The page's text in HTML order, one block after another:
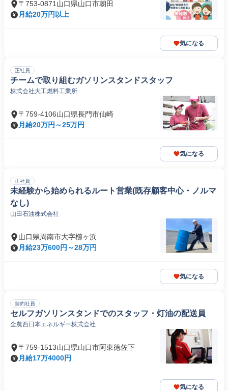
〒753-0871山口県山口市朝田
月給20万円以上
気になる
正社員
チームで取り組むガソリンスタンドスタッフ
株式会社大工燃料工業所
〒759-4106山口県長門市仙崎
月給20万円～25万円
気になる
正社員
未経験から始められるルート営業(既存顧客中心・ノルマ
なし)
山田石油株式会社
山口県周南市大字櫛ヶ浜
月給23万600円～28万円
気になる
契約社員
セルフガソリンスタンドでのスタッフ・灯油の配送員
全農西日本エネルギー株式会社
〒759-1513山口県山口市阿東徳佐下
月給17万4000円
気になる